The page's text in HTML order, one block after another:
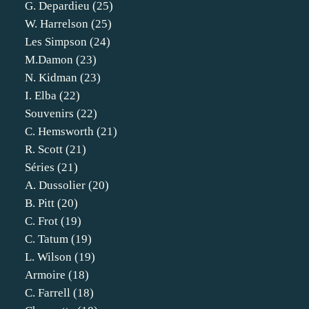
G. Depardieu (25)
W. Harrelson (25)
Les Simpson (24)
M.damon (23)
N. Kidman (23)
I. Elba (22)
Souvenirs (22)
C. Hemsworth (21)
R. Scott (21)
Séries (21)
A. Dussolier (20)
B. Pitt (20)
C. Frot (19)
C. Tatum (19)
L. Wilson (19)
Armoire (18)
C. Farrell (18)